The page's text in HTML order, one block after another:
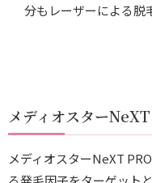
分もレーザーによる脱
メディオスター
メディオスターNeXT